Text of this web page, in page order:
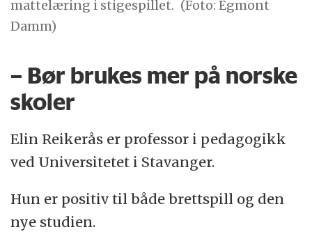
mattelæring i stigespillet. (Foto: Egmont
Damm)
– Bør brukes mer på norske
skoler
Elin Reikerås er professor i pedagogikk
ved Universitetet i Stavanger.
Hun er positiv til både brettspill og den
nye studien.